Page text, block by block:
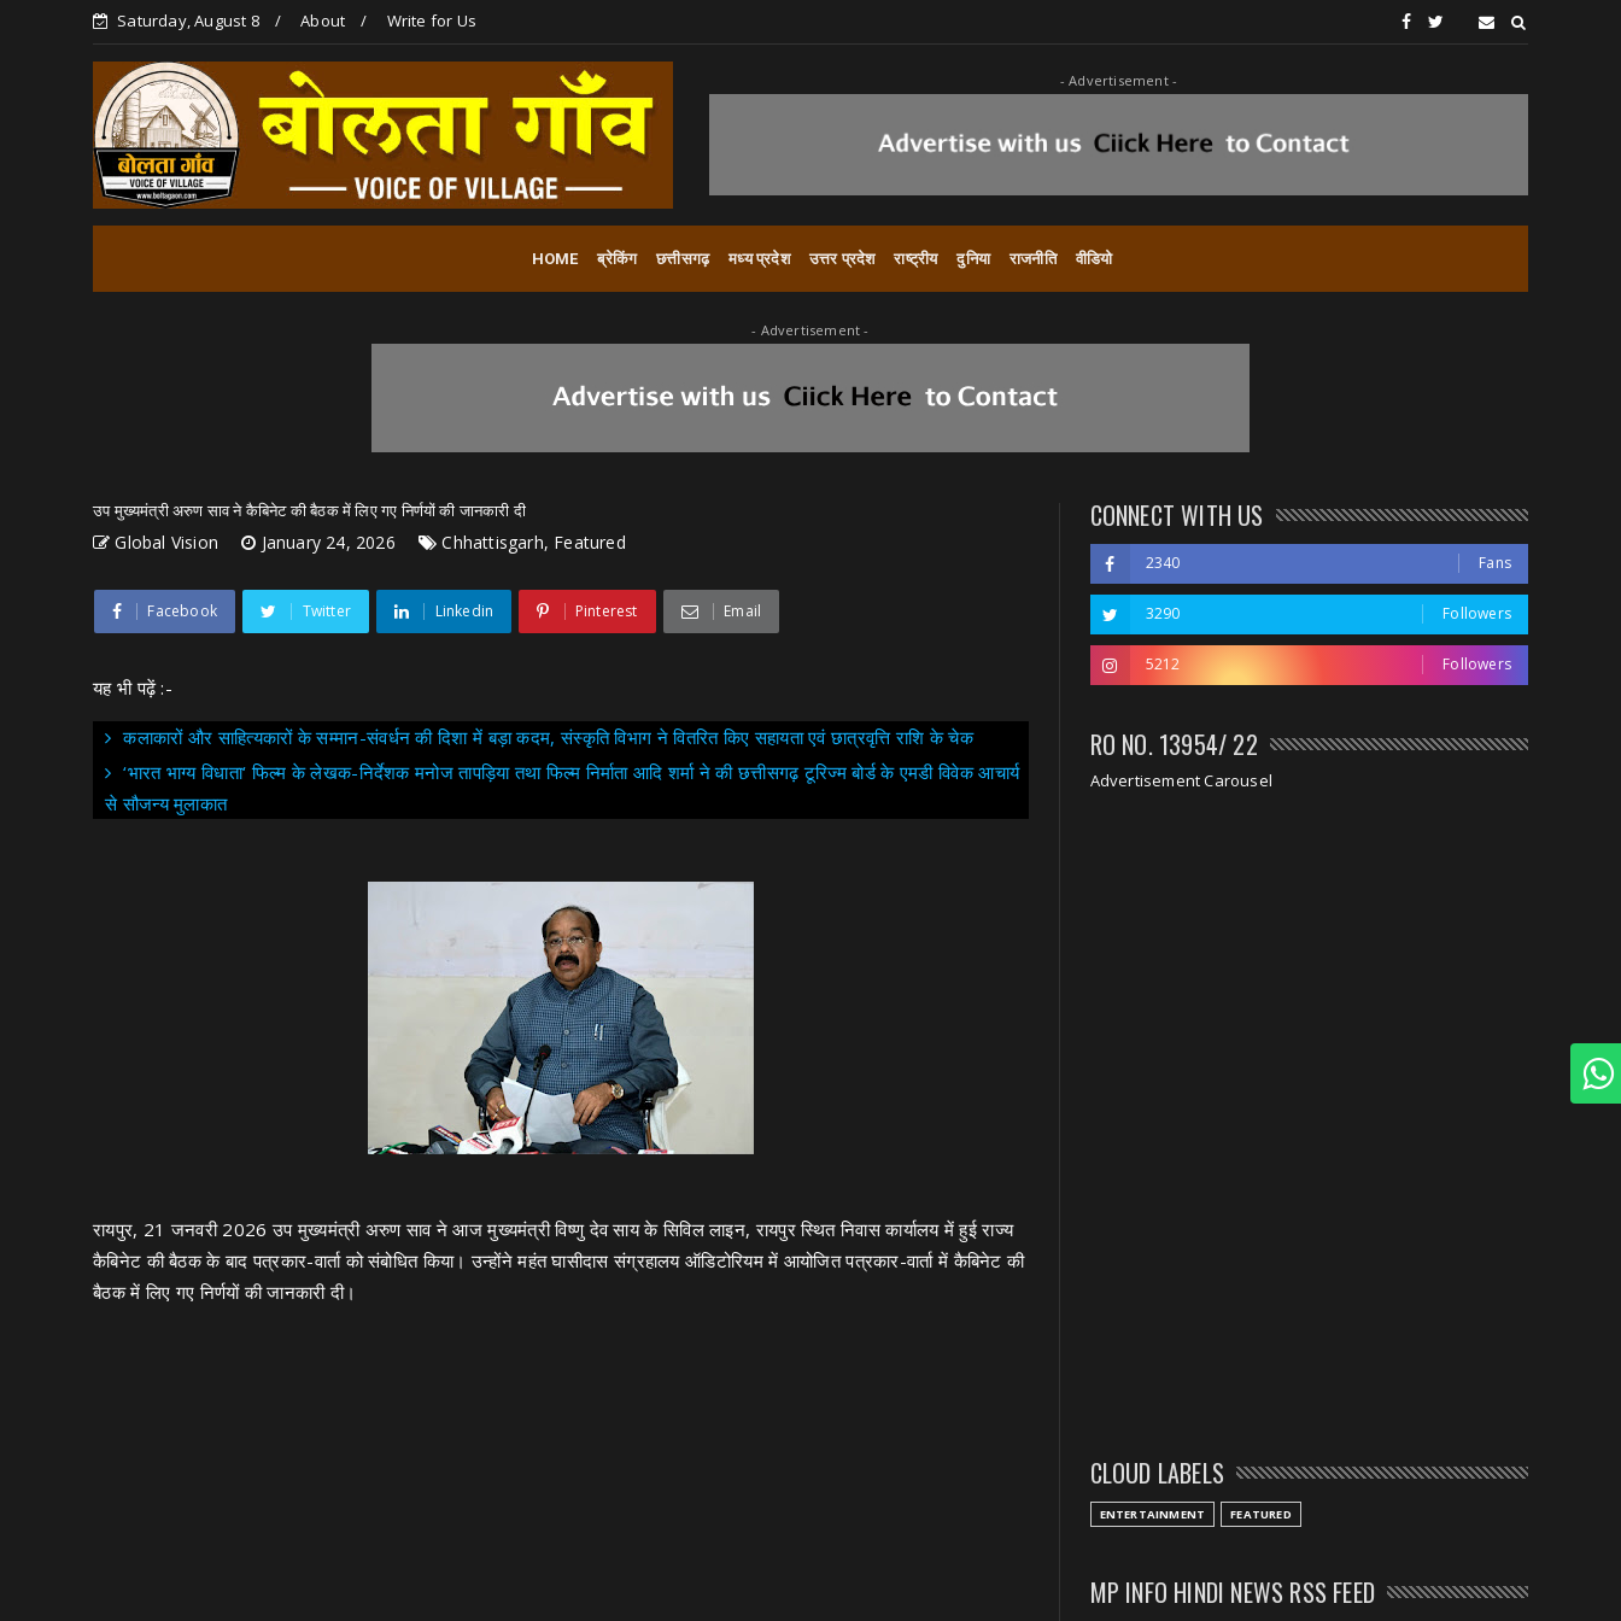
Saturday, August 8 About Write for Us
- Advertisement -
HOME ब्रेकिंग छत्तीसगढ़ मध्य प्रदेश उत्तर प्रदेश राष्ट्रीय दुनिया राजनीति वीडियो
- Advertisement -
उप मुख्यमंत्री अरुण साव ने कैबिनेट की बैठक में लिए गए निर्णयों की जानकारी दी
Global Vision January 24, 2026 Chhattisgarh, Featured
Facebook Twitter Linkedin Pinterest Email
यह भी पढ़ें :-
कलाकारों और साहित्यकारों के सम्मान-संवर्धन की दिशा में बड़ा कदम, संस्कृति विभाग ने वितरित किए सहायता एवं छात्रवृत्ति राशि के चेक
‘भारत भाग्य विधाता‘ फिल्म के लेखक-निर्देशक मनोज तापड़िया तथा फिल्म निर्माता आदि शर्मा ने की छत्तीसगढ़ टूरिज्म बोर्ड के एमडी विवेक आचार्य
से सौजन्य मुलाकात
रायपुर, 21 जनवरी 2026 उप मुख्यमंत्री अरुण साव ने आज मुख्यमंत्री विष्णु देव साय के सिविल लाइन, रायपुर स्थित निवास कार्यालय में हुई राज्य
कैबिनेट की बैठक के बाद पत्रकार-वार्ता को संबोधित किया। उन्होंने महंत घासीदास संग्रहालय ऑडिटोरियम में आयोजित पत्रकार-वार्ता में कैबिनेट की
बैठक में लिए गए निर्णयों की जानकारी दी।
CONNECT WITH US
2340 Fans
3290 Followers
5212 Followers
RO NO. 13954/ 22
Advertisement Carousel
CLOUD LABELS
ENTERTAINMENT FEATURED
MP INFO HINDI NEWS RSS FEED